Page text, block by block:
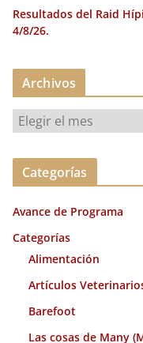
Resultados del Raid
4/8/26.
Archivos
r
c
v
o
Categorías
Avance de Programa
Categorías
Alimentación
Artículos
Barefoot
Las cosas de Many